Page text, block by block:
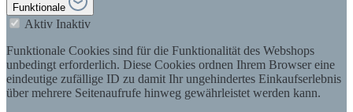
Funktionale
Aktiv Inaktiv
Funktionale Cookies sind für die Funktionalität des Webshops
unbedingt erforderlich. Diese Cookies ordnen Ihrem Browser eine
eindeutige zufällige ID zu damit Ihr ungehindertes Einkaufserlebnis
über mehrere Seitenaufrufe hinweg gewährleistet werden kann.